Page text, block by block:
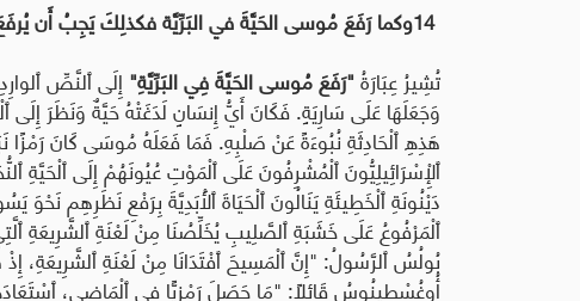
14 وكما رَفَعَ مُوسى الحَيَّةَ في البَرِّيَّة فكذلِكَ يَجِبُ أَن
تُشِيرُ عِبَارَةُ"رَفَعَ مُوسى الحَيَّةَ فِي البَرِّيَّةِ" إِلَى ٱلنَّصِّ
وَجَعَلَهَا عَلَى سَارِيَةٍ. فَكَانَ أَيُّ إِنسَانٍ لَدَغَتْهُ حَيَّةٌ وَنَظَرَ إِلَى
هَذِهِ ٱلْحَادِثَةِ نُبُوءَةً عَنْ صَلْبِهِ. فَمَا فَعَلَهُ مُوسَى كَانَ
ٱلْإِسْرَائِيلِيُّونَ ٱلْمُشْرِفُونَ عَلَى ٱلْمَوْتِ عُيُونَهُمْ إِلَى ٱلْحَيَّةِ
دَيْنُونَةِ ٱلْخَطِيئَةِ يَنَالُونَ ٱلْحَيَاةَ ٱلْأَبَدِيَّةَ بِرَفْعِ نَظَرِهِم
ٱلْمَرْفُوعُ عَلَى خَشَبَةِ ٱلصَّلِيبِ يُخَلِّصُنَا مِنْ لَعْنَةِ ٱلشَّرِيعَةِ
بُولُسُ ٱلرَّسُولُ: "إِنَّ ٱلْمَسِيحَ ٱفْتَدَانَا مِنْ لَعْنَةِ ٱلشَّرِيعَةِ، إِذْ
أُوغُسْطِينُوسُ قَائِلًا: "مَا حَصَلَ رَمْزِيًّا فِي ٱلْمَاضِي،